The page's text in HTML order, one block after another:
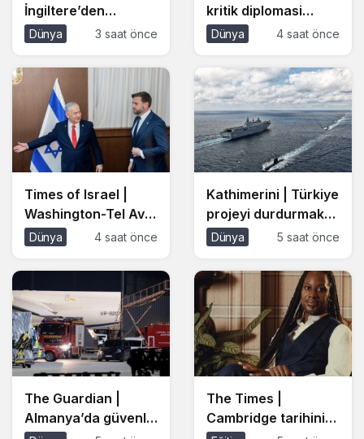
İngiltere’den
Rusya’ya yeni
Listede Ozon Bank
da var
Dünya 3 saat önce
kritik diplomasi
trafiği: Çözüm
yüzünde neler
yaşanıyor?
Dünya 4 saat önce
Times of Israel |
Washington-Tel Aviv
hattında ‘yüzleşme’
kapalı kapılar
ardındaki
Netanyahu temasını
açıkladı
Dünya 4 saat önce
Kathimerini | Türkiye
projeyi durdurmak
için savaş gemisi
Akdeniz’de enerjide
Fransa-Yunanistan
anlaşması
Dünya 5 saat önce
The Guardian |
Almanya’da güvenlik
The Times |
Cambridge tarihinin